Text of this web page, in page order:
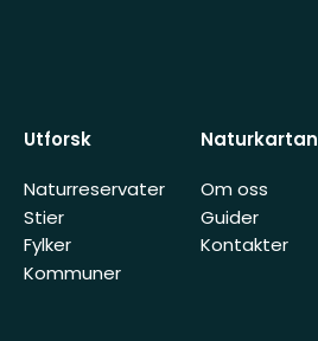
Utforsk
Naturreservater
Stier
Fylker
Kommuner
Naturkartan
Om oss
Guider
Kontakter